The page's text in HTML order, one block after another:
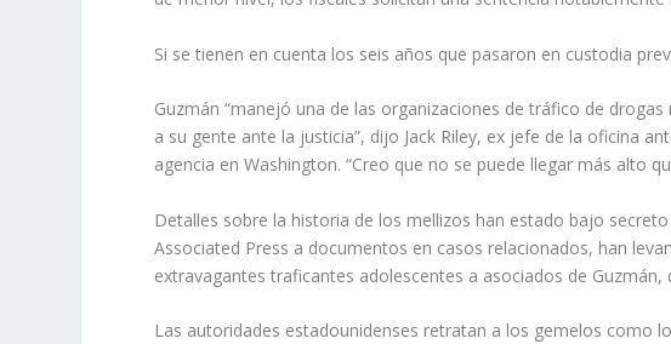
Si se tienen en cuenta los seis años que pasaron en custodia
Guzmán “manejó una de las organizaciones de tráfico de
a su gente ante la justicia”, dijo Jack Riley, ex jefe de la oficina
agencia en Washington. “Creo que no se puede llegar más alto
Detalles sobre la historia de los mellizos han estado bajo
Associated Press a documentos en casos relacionados, han
extravagantes traficantes adolescentes a asociados de
Las autoridades estadounidenses retratan a los gemelos como